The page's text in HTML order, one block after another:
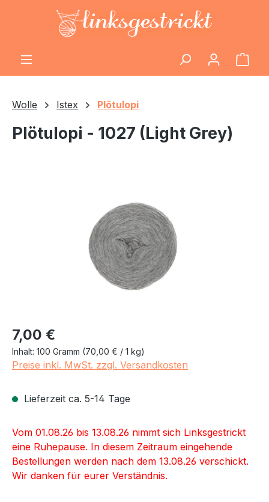
Zum Hauptinhalt springen
Wolle Istex Plötulopi
Plötulopi - 1027 (Light Grey)
Regulärer Preis:
7,00 €
Inhalt: 100 Gramm (70,00 € / 1 kg)
Preise inkl. MwSt. zzgl. Versandkosten
Lieferzeit ca. 5-14 Tage
Vom 01.08.26 bis 13.08.26 nimmt sich Linksgestrickt
eine Ruhepause. In diesem Zeitraum eingehende
Bestellungen werden nach dem 13.08.26 verschickt.
Wir danken für eurer Verständnis.